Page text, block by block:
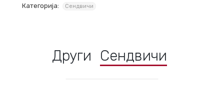
Категорија: Сендвичи
Други Сендвичи